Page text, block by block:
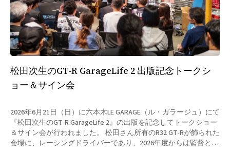
松田次生のGT-R GarageLife 2 出版記念トークシ
ョー＆サイン会
2026年6月21日（日）に六本木LE GARAGE（ル・ガラージュ）にて
『松田次生のGT-R GarageLife 2』の出版を記念してトークショー
＆サイン会が行われました。 松田さん所有のR32 GT-Rが飾られた
会場に、レーシングドライバーであり、2026年度からは監督とし